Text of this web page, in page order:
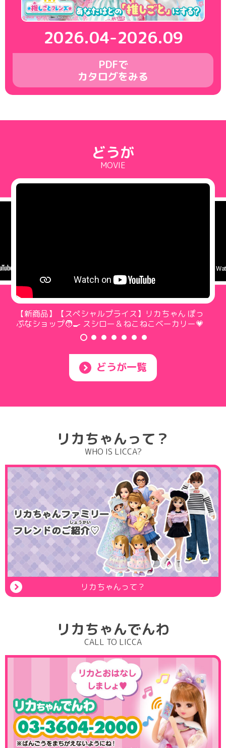
2026.04-2026.09
PDFで
カタログをみる
どうが
MOVIE
【新商品✨】リカちゃんファミリーの新しいおうち🏠
おしゃべりオートロック 2階建てのグラン・メゾン
どうが一覧
リカちゃんって？
WHO IS LICCA?
リカちゃんって？
リカちゃんでんわ
CALL TO LICCA